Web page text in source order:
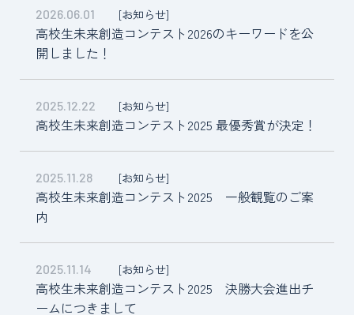
2026.06.01 [お知らせ]
高校生未来創造コンテスト2026のキーワードを公
開しました！
2025.12.22 [お知らせ]
高校生未来創造コンテスト2025 最優秀賞が決定！
2025.11.28 [お知らせ]
高校生未来創造コンテスト2025 一般観覧のご案
内
2025.11.14 [お知らせ]
高校生未来創造コンテスト2025 決勝大会進出チ
ームにつきまして